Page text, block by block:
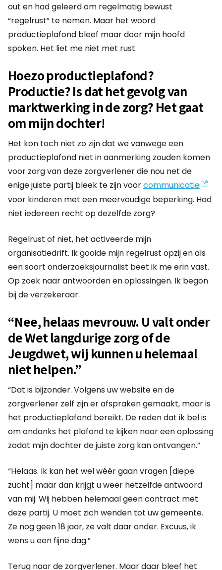
out en had geleerd om regelmatig bewust
“regelrust” te nemen. Maar het woord
productieplafond bleef maar door mijn hoofd
spoken. Het liet me niet met rust.
Hoezo productieplafond?
Productie? Is dat het gevolg van
marktwerking in de zorg? Het gaat
om mijn dochter!
Het kon toch niet zo zijn dat we vanwege een
productieplafond niet in aanmerking zouden komen
voor zorg van deze zorgverlener die nou net de
enige juiste partij bleek te zijn voorcommunicatie
voor kinderen met een meervoudige beperking. Had
niet iedereen recht op dezelfde zorg?
Regelrust of niet, het activeerde mijn
organisatiedrift. Ik gooide mijn regelrust opzij en als
een soort onderzoeksjournalist beet ik me erin vast.
Op zoek naar antwoorden en oplossingen. Ik begon
bij de verzekeraar.
“Nee, helaas mevrouw. U valt onder
de Wet langdurige zorg of de
Jeugdwet, wij kunnen u helemaal
niet helpen.”
“Dat is bijzonder. Volgens uw website en de
zorgverlener zelf zijn er afspraken gemaakt, maar is
het productieplafond bereikt. De reden dat ik bel is
om ondanks het plafond te kijken naar een oplossing
zodat mijn dochter de juiste zorg kan ontvangen.”
“Helaas. Ik kan het wel wéér gaan vragen [diepe
zucht] maar dan krijgt u weer hetzelfde antwoord
van mij. Wij hebben helemaal geen contract met
deze partij. U moet zich wenden tot uw gemeente.
Ze nog geen 18 jaar, ze valt daar onder. Excuus, ik
wens u een fijne dag.”
Terug naar de zorgverlener. Maar daar bleef het